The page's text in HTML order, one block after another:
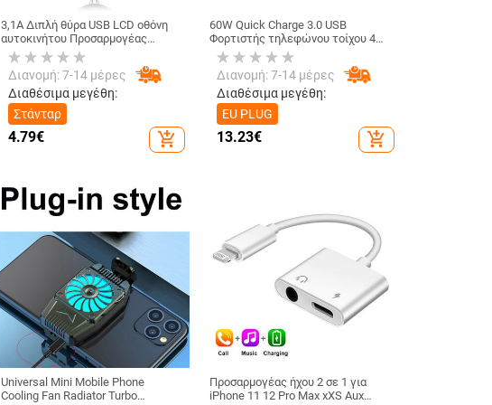
3,1A Διπλή θύρα USB LCD οθόνη
αυτοκινήτου Προσαρμογέας
αυτόματου φορτιστή κινητού
τηλεφώνου για Samsung S30 S20
+ A51 A71 A70 A50 A30 Φορτιστής
στο αυτοκίνητο
Διανομή: 7-14 μέρες
Διαθέσιμα μεγέθη:
Στάνταρ
4.79€ add_shopping_cart
60W Quick Charge 3.0 USB
Φορτιστής τηλεφώνου τοίχου 4
θύρες QC3.0 Προσαρμογέας
γρήγορης φόρτισης για iPhone X
Samsung s9 A50 Xiaomi EU US
Charger
Διανομή: 7-14 μέρες
Διαθέσιμα μεγέθη:
EU PLUG
13.23€ add_shopping_cart
Universal Mini Mobile Phone
Cooling Fan Radiator Turbo
Προσαρμογέας ήχου 2 σε 1 για
iPhone 11 12 Pro Max xXS Aux